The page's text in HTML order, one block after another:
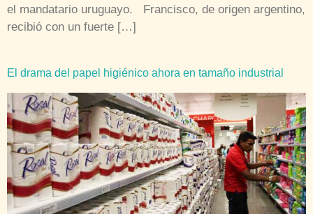
el mandatario uruguayo. Francisco, de origen argentino,
recibió con un fuerte […]
El drama del papel higiénico ahora en tamaño industrial